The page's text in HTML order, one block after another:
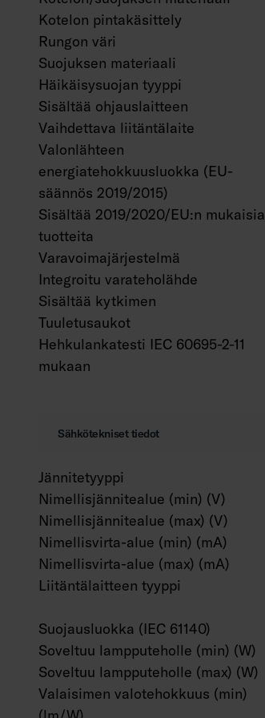
Kotelon pintakäsittely
Rungon väri
Suojuksen materiaali
Häikäisysuojan tyyppi
Sisältää ohjauslaitteen
Vaihdettava liitäntälaite
Valonlähteen
energiatehokkuusluokka (EU-
säännös 2019/2015)
Sisältää 2019/2020/EU:n mukaisia
tuotteita
Varavoimajärjestelmä
Integroitu varateholähde
Sisältää kytkimen
Tuuletusaukot
Hehkulankatesti IEC 60695-2-11
mukaan
Sähkötekniset tiedot
Jännitetyyppi
Nimellisjännitealue (min) (V)
Nimellisjännitealue (max) (V)
Nimellisvirta-alue (min) (mA)
Nimellisvirta-alue (max) (mA)
Liitäntälaitteen tyyppi
Suojausluokka (IEC 61140)
Soveltuu lampputeholle (min) (W)
Soveltuu lampputeholle (max) (W)
Valaisimen valotehokkuus (min)